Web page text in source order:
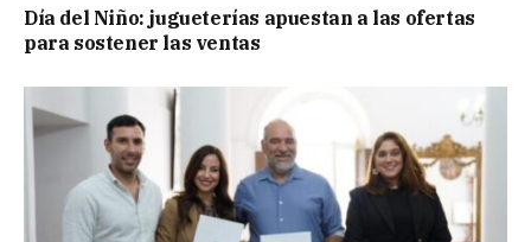
Día del Niño: jugueterías apuestan a las ofertas
para sostener las ventas